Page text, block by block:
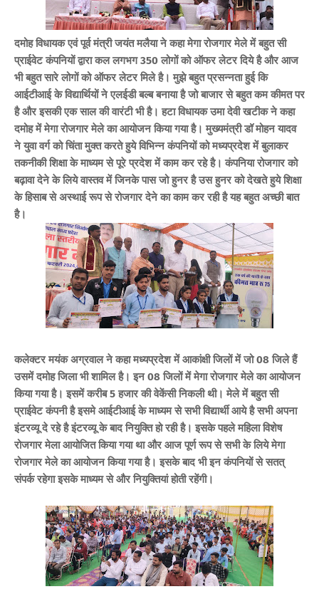
दमोह विधायक एवं पूर्व मंत्री जयंत मलैया ने कहा मेगा रोजगार मेले में बहुत सी
प्राईवेट कंपनियों द्वारा कल लगभग 350 लोगों को ऑफर लेटर दिये है और आज
भी बहुत सारे लोगों को ऑफर लेटर मिले है। मुझे बहुत प्रसन्नता हुई कि
आईटीआई के विद्यार्थियों ने एलईडी बल्ब बनाया है जो बाजार से बहुत कम कीमत पर
है और इसकी एक साल की वारंटी भी है। हटा विधायक उमा देवी खटीक ने कहा
दमोह में मेगा रोजगार मेले का आयोजन किया गया है। मुख्यमंत्री डॉ मोहन यादव
ने युवा वर्ग को चिंता मुक्त करते हुये विभिन्न कंपनियों को मध्यप्रदेश में बुलाकर
तकनीकी शिक्षा के माध्यम से पूरे प्रदेश में काम कर रहे है। कंपनिया रोजगार को
बढ़ावा देने के लिये वास्तव में जिनके पास जो हुनर है उस हुनर को देखते हुये शिक्षा
के हिसाब से अस्थाई रूप से रोजगार देने का काम कर रही है यह बहुत अच्छी बात
है।
कलेक्टर मयंक अग्रवाल ने कहा मध्यप्रदेश में आकांक्षी जिलों में जो 08 जिले हैं
उसमें दमोह जिला भी शामिल है। इन 08 जिलों में मेगा रोजगार मेले का आयोजन
किया गया है। इसमें करीब 5 हजार की वेकेंसी निकली थी। मेले में बहुत सी
प्राईवेट कंपनी है इसमे आईटीआई के माध्यम से सभी विद्यार्थी आये है सभी अपना
इंटरव्यू दे रहे है इंटरव्यू के बाद नियुक्ति हो रही है। इसके पहले महिला विशेष
रोजगार मेला आयोजित किया गया था और आज पूर्ण रूप से सभी के लिये मेगा
रोजगार मेले का आयोजन किया गया है। इसके बाद भी इन कंपनियों से सतत्
संपर्क रहेगा इसके माध्यम से और नियुक्तियां होती रहेंगी।